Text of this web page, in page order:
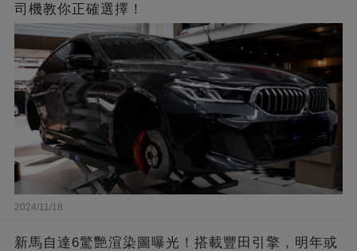
司機教你正確選擇！
2024/11/18
新馬自達6驚艷渲染圖曝光！搭載豐田引擎，明年或